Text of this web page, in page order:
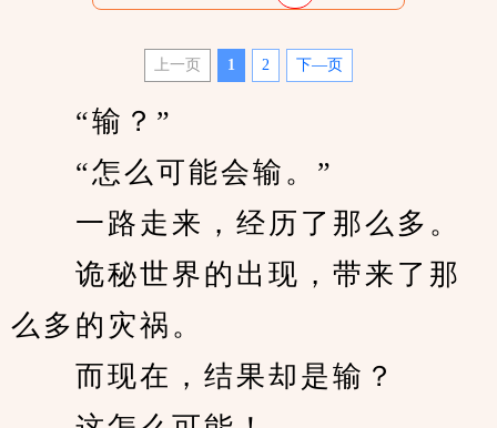
上一页 1 2 下—页
“输？”
“怎么可能会输。”
一路走来，经历了那么多。
诡秘世界的出现，带来了那
么多的灾祸。
而现在，结果却是输？